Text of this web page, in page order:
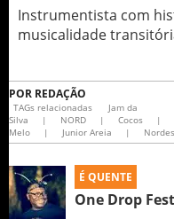
Instrumentista com
musicalidade
POR REDAÇÃO
TAGs relacionadas
Jam da
Silva
| NORD | Cocos |
Melo
| Junior Areia |
É QUENTE
One Drop